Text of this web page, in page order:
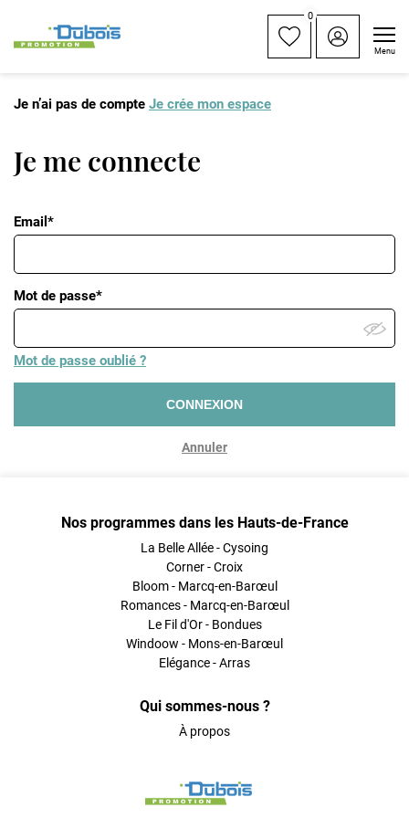
0
Menu
Je n’ai pas de compte Je crée mon espace
Je me connecte
Email*
Mot de passe*
Mot de passe oublié ?
CONNEXION
Annuler
Nos programmes dans les Hauts-de-France
La Belle Allée - Cysoing
Corner - Croix
Bloom - Marcq-en-Barœul
Romances - Marcq-en-Barœul
Le Fil d'Or - Bondues
Windoow - Mons-en-Barœul
Elégance - Arras
Qui sommes-nous ?
À propos